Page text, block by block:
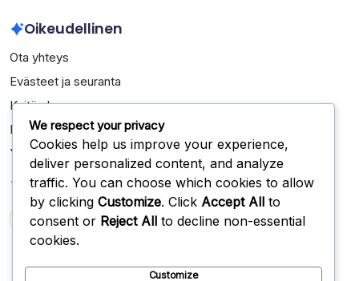
Oikeudellinen
Ota yhteys
Evästeet ja seuranta
Keitä olemme
Käyttäjäsopimus
Yksityisyytesi
Haku
We respect your privacy
Cookies help us improve your experience,
deliver personalized content, and analyze
traffic. You can choose which cookies to allow
by clicking Customize. Click Accept All to
consent or Reject All to decline non-essential
cookies.
Customize